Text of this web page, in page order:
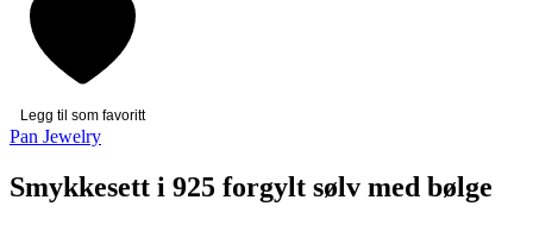
Legg til som favoritt
Pan Jewelry
Smykkesett i 925 forgylt sølv med bølge